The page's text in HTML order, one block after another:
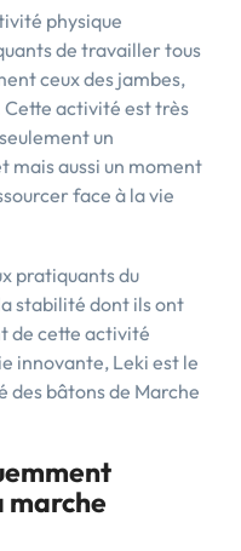
physique
de travailler tous
ceux des jambes,
Cette activité est très
un
mais aussi un moment
face à la vie
pratiquants du
stabilité dont ils ont
de cette activité
innovante, Leki est le
des bâtons de Marche
marche